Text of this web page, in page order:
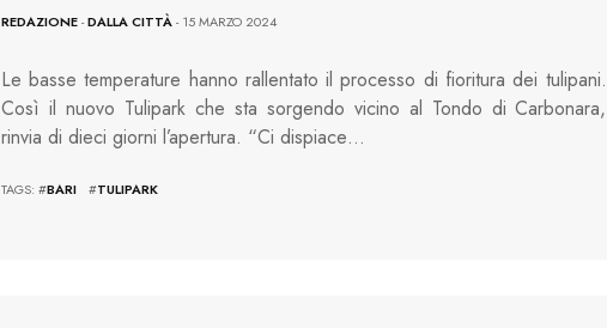
REDAZIONE-DALLA CITTÀ- 15 MARZO 2024
Le basse temperature hanno rallentato il processo di fioritura dei tulipani.
Così il nuovo Tulipark che sta sorgendo vicino al Tondo di Carbonara,
rinvia di dieci giorni l’apertura. “Ci dispiace…
TAGS: #BARI #TULIPARK